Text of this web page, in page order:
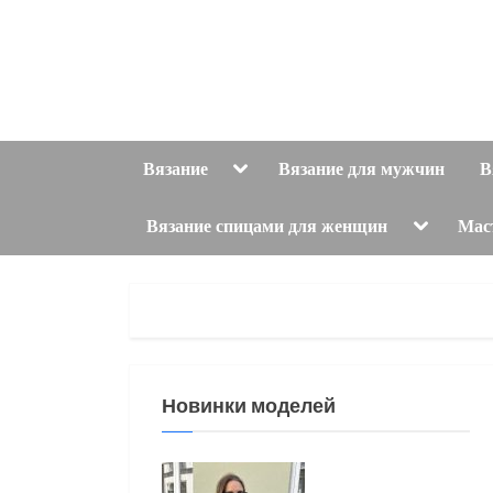
Вязание ToggleВязание для мужчин
Вязание спицами для женщин Toggle
menu
Новинки моделей